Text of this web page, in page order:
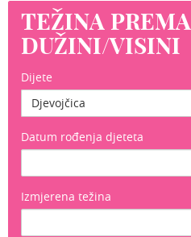
TEŽINA PREMA
DUŽINI/VISINI
Dijete
Djevojčica
Datum rođenja djeteta
Izmjerena težina